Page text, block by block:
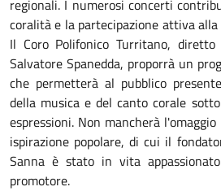
regionali. I numerosi concerti
coralità e la partecipazione attiva
Il Coro Polifonico Turritano,
Salvatore Spanedda, proporrà un
che permetterà al pubblico
della musica e del canto corale
espressioni. Non mancherà
ispirazione popolare, di cui il
Sanna è stato in vita
promotore.